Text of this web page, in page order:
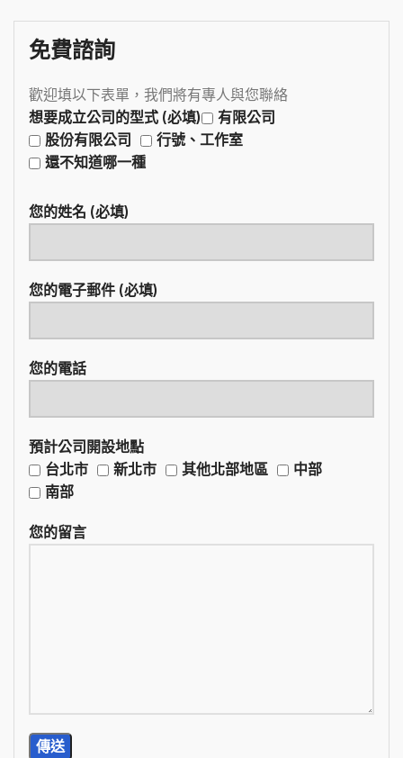
免費諮詢
歡迎填以下表單，我們將有專人與您聯絡
想要成立公司的型式 (必填)
有限公司
股份有限公司
行號、工作室
還不知道哪一種
您的姓名 (必填)
您的電子郵件 (必填)
您的電話
預計公司開設地點
台北市
新北市 其他北部地區
中部
南部
您的留言